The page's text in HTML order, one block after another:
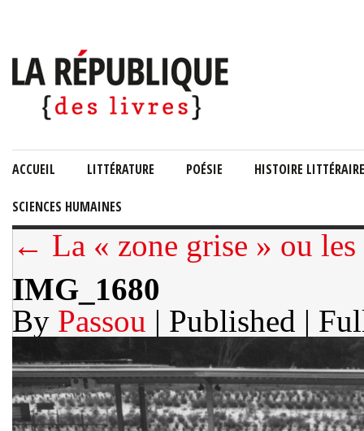
ACCUEIL LITTÉRATURE POÉSIE HISTOIRE LITTÉRAIRE
SCIENCES HUMAINES
← La « zone grise » ou
IMG_1680
By Passou | Published |